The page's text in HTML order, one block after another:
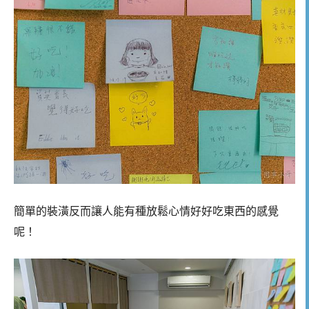
簡單的裝潢反而讓人能有種放鬆心情好好吃東西的感覺
呢！